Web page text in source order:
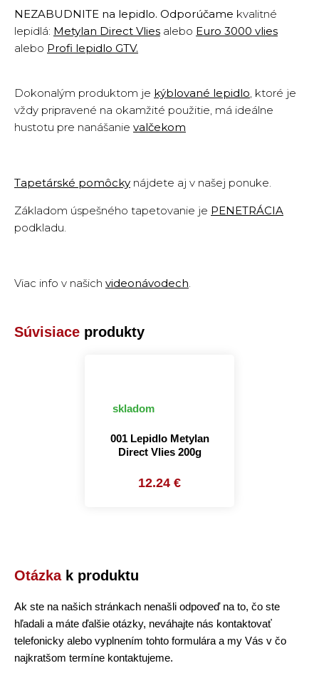
NEZABUDNITE na lepidlo. Odporúčame kvalitné
lepidlá: Metylan Direct Vlies alebo Euro 3000 vlies
alebo Profi lepidlo GTV.
Dokonalým produktom je kýblované lepidlo, ktoré je
vždy pripravené na okamžité použitie, má ideálne
hustotu pre nanášanie valčekom
Tapetárské pomôcky nájdete aj v našej ponuke.
Základom úspešného tapetovanie je PENETRÁCIA
podkladu.
Viac info v našich videonávodech.
Súvisiace produkty
skladom
001 Lepidlo Metylan
Direct Vlies 200g
12.24 €
Otázkak produktu
Ak ste na našich stránkach nenašli odpoveď na to, čo ste
hľadali a máte ďalšie otázky, neváhajte nás kontaktovať
telefonicky alebo vyplnením tohto formulára a my Vás v čo
najkratšom termíne kontaktujeme.